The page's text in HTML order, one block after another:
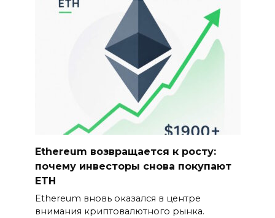
Ethereum возвращается к росту:
почему инвесторы снова покупают
ETH
Ethereum вновь оказался в центре
внимания криптовалютного рынка.